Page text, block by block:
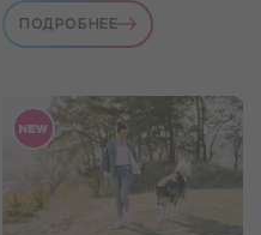
ПОДРОБНЕЕ